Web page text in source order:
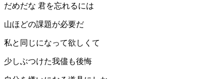
だめだな 君を忘れるには
山ほどの課題が必要だ
私と同じになって欲しくて
少しぶつけた我儘も後悔